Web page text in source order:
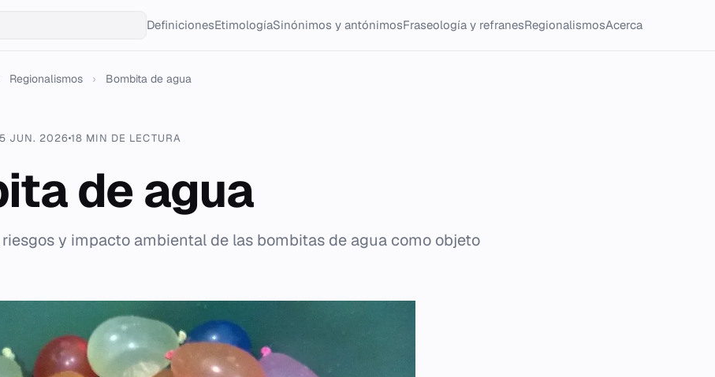
DefinicionesEtimologíaSinónimos y antónimosFraseología y refranesRegionalismosAcerca
Regionalismos › Bombita de agua
JUN. 202618 MIN DE LECTURA
de agua
y impacto ambiental de las bombitas de agua como objeto